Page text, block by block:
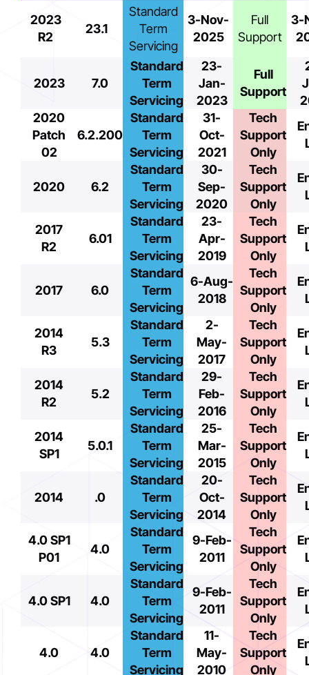
2023
R2
23.1
Standard
Term
Servicing
3-Nov-
2025
Full
Support
3-
2023 7.0
Standard
Term
Servicing
23-
Jan-
2023
Full
Support
2020
Patch
02
6.2.200
Standard
Term
Servicing
31-
Oct-
2021
Tech
Support
Only
2020 6.2
Standard
Term
Servicing
30-
Sep-
2020
Tech
Support
Only
2017
R2
6.01
Standard
Term
Servicing
23-
Apr-
2019
Tech
Support
Only
2017 6.0
Standard
Term
Servicing
6-Aug-
2018
Tech
Support
Only
2014
R3
5.3
Standard
Term
Servicing
2-
May-
2017
Tech
Support
Only
2014
R2
5.2
Standard
Term
Servicing
29-
Feb-
2016
Tech
Support
Only
2014
SP1
5.0.1
Standard
Term
Servicing
25-
Mar-
2015
Tech
Support
Only
2014 .0
Standard
Term
Servicing
20-
Oct-
2014
Tech
Support
Only
4.0 SP1
P01
4.0
Standard
Term
Servicing
9-Feb-
2011
Tech
Support
Only
4.0 SP1 4.0
Standard
Term
Servicing
9-Feb-
2011
Tech
Support
Only
4.0 4.0
Standard
Term
Servicing
11-
May-
2010
Tech
Support
Only